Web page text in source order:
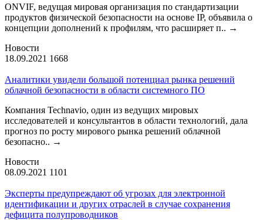
ONVIF, ведущая мировая организация по стандартизации
продуктов физической безопасности на основе IP, объявила о
концепции дополнений к профилям, что расширяет п.. →
Новости
18.09.2021 1668
Аналитики увидели большой потенциал рынка решений
облачной безопасности в области системного ПО
Компания Technavio, один из ведущих мировых
исследователей и консультантов в области технологий, дала
прогноз по росту мирового рынка решений облачной
безопасно.. →
Новости
08.09.2021 1101
Эксперты предупреждают об угрозах для электронной
идентификации и других отраслей в случае сохранения
дефицита полупроводников